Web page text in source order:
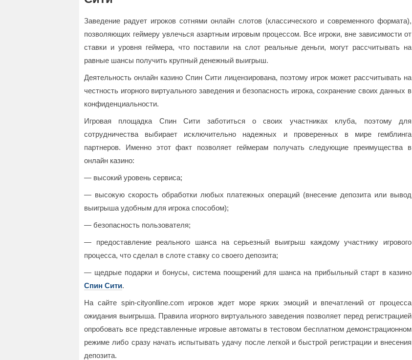
Заведение радует игроков сотнями онлайн слотов (классического и современного формата),
позволяющих геймеру увлечься азартным игровым процессом. Все игроки, вне зависимости от
ставки и уровня геймера, что поставили на слот реальные деньги, могут рассчитывать на
равные шансы получить крупный денежный выигрыш.
Деятельность онлайн казино Спин Сити лицензирована, поэтому игрок может рассчитывать на
честность игорного виртуального заведения и безопасность игрока, сохранение своих данных в
конфиденциальности.
Игровая площадка Спин Сити заботиться о своих участниках клуба, поэтому для
сотрудничества выбирает исключительно надежных и проверенных в мире гемблинга
партнеров. Именно этот факт позволяет геймерам получать следующие преимущества в
онлайн казино:
— высокий уровень сервиса;
— высокую скорость обработки любых платежных операций (внесение депозита или вывод
выигрыша удобным для игрока способом);
— безопасность пользователя;
— предоставление реального шанса на серьезный выигрыш каждому участнику игрового
процесса, что сделал в слоте ставку со своего депозита;
— щедрые подарки и бонусы, система поощрений для шанса на прибыльный старт в казино
Спин Сити.
На сайте spin-cityonlline.com игроков ждет море ярких эмоций и впечатлений от процесса
ожидания выигрыша. Правила игорного виртуального заведения позволяет перед регистрацией
опробовать все представленные игровые автоматы в тестовом бесплатном демонстрационном
режиме либо сразу начать испытывать удачу после легкой и быстрой регистрации и внесения
депозита.